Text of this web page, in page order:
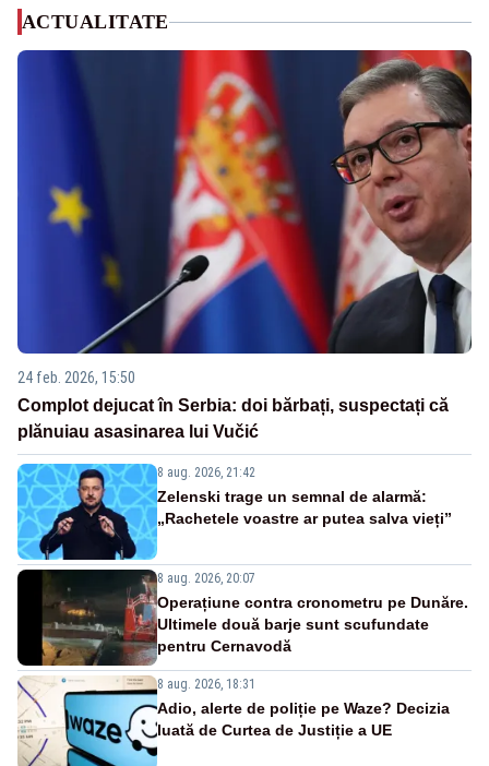
ACTUALITATE
24 feb. 2026, 15:50
Complot dejucat în Serbia: doi bărbați, suspectați că
plănuiau asasinarea lui Vučić
8 aug. 2026, 21:42
Zelenski trage un semnal de alarmă:
„Rachetele voastre ar putea salva vieți”
8 aug. 2026, 20:07
Operațiune contra cronometru pe Dunăre.
Ultimele două barje sunt scufundate
pentru Cernavodă
8 aug. 2026, 18:31
Adio, alerte de poliție pe Waze? Decizia
luată de Curtea de Justiție a UE